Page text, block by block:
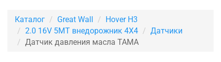
Каталог Great Wall
Hover H3
2.0 16V 5MT внедорожник 4X4
Датчики
Датчик давления масла TAMA